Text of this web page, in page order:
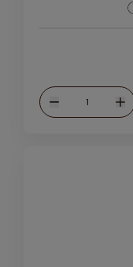
Reduzir
Quantidade